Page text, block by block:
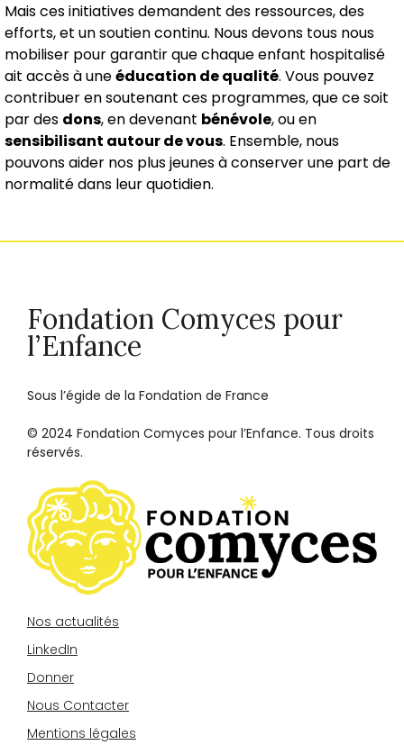
Mais ces initiatives demandent des ressources, des
efforts, et un soutien continu. Nous devons tous nous
mobiliser pour garantir que chaque enfant hospitalisé
ait accès à uneéducation de qualité. Vous pouvez
contribuer en soutenant ces programmes, que ce soit
par des dons, en devenant bénévole, ou en
sensibilisant autour de vous. Ensemble, nous
pouvons aider nos plus jeunes à conserver une part de
normalité dans leur quotidien.
Fondation Comyces pour
l’Enfance
Sous l’égide de la Fondation de France
© 2024 Fondation Comyces pour l’Enfance. Tous droits
réservés.
Nos actualités
LinkedIn
Donner
Nous Contacter
Mentions légales